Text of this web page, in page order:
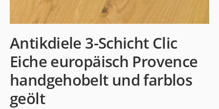
Antikdiele 3-Schicht Clic
Eiche europäisch Provence
handgehobelt und farblos
geölt